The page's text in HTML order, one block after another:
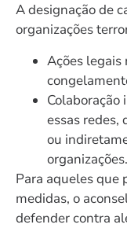
A designação de
organizações
Ações legais
essas redes,
ou
organizações.
Para aqueles que
medidas, o
defender contra